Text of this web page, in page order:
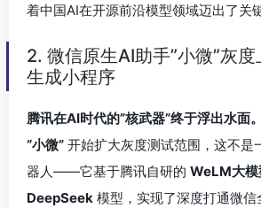
着中国AI在开源前沿模型领域迈出了关
2. 微信原生AI助手”小微”灰
生成小程序
腾讯在AI时代的”核武器”终于浮出水面。
“小微” 开始扩大灰度测试范围，这不是
器人——它基于腾讯自研的 WeLM大模
DeepSeek 模型，实现了深度打通微